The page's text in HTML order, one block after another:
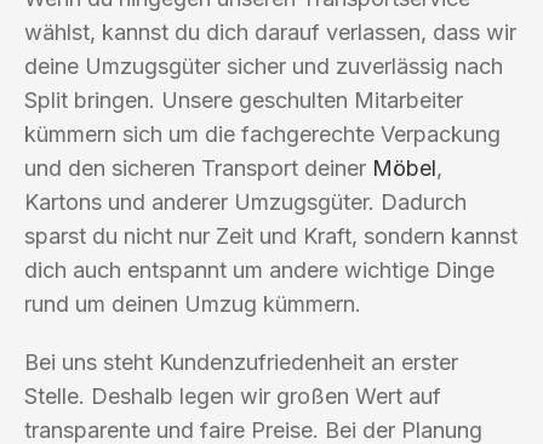
wählst, kannst du dich darauf verlassen, dass wir
deine Umzugsgüter sicher und zuverlässig nach
Split bringen. Unsere geschulten Mitarbeiter
kümmern sich um die fachgerechte Verpackung
und den sicheren Transport deiner Möbel,
Kartons und anderer Umzugsgüter. Dadurch
sparst du nicht nur Zeit und Kraft, sondern kannst
dich auch entspannt um andere wichtige Dinge
rund um deinen Umzug kümmern.
Bei uns steht Kundenzufriedenheit an erster
Stelle. Deshalb legen wir großen Wert auf
transparente und faire Preise. Bei der Planung